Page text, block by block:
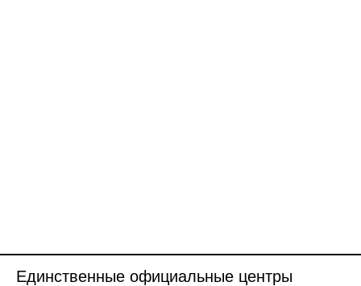
Единственные официальные центры